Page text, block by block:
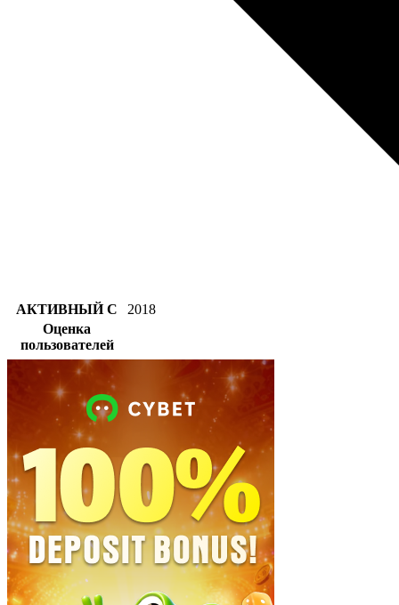
АКТИВНЫЙ С
2018
Оценка
пользователей